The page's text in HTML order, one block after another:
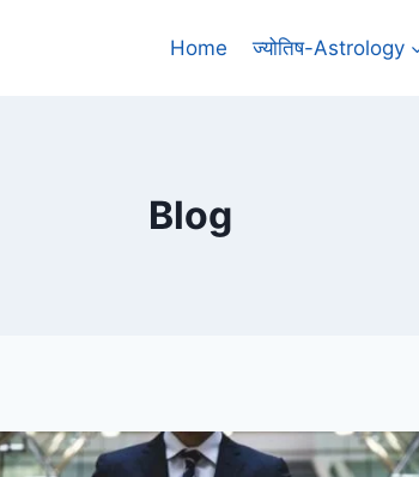
Home ज्योतिष-Astrology
Blog